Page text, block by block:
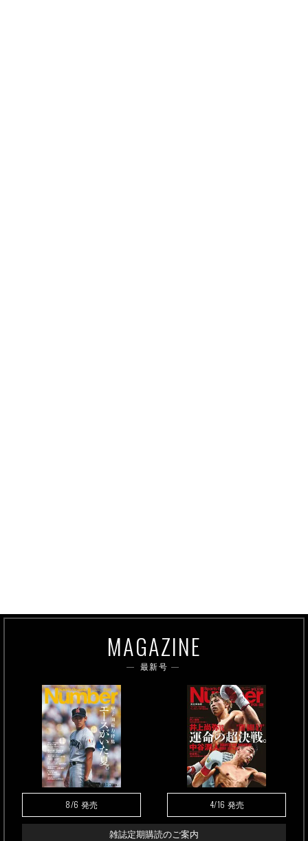
MAGAZINE
最新号
8/6 発売 4/16 発売
雑誌定期購読のご案内